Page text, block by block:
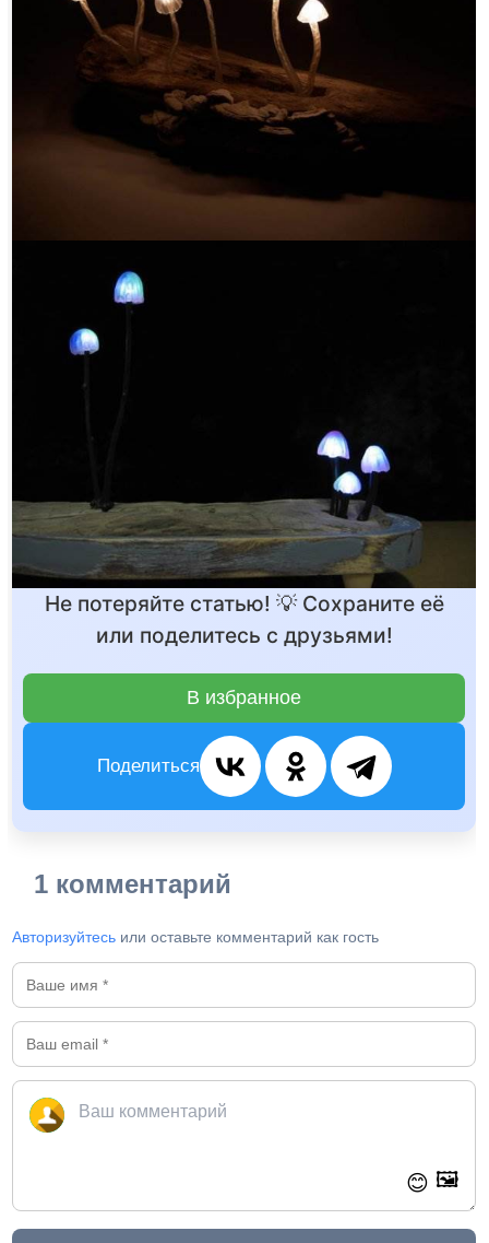
Не потеряйте статью! 💡 Сохраните её
или поделитесь с друзьями!
В избранное
Поделиться
1 комментарий
Авторизуйтесь или оставьте комментарий как гость
😊 🖼️